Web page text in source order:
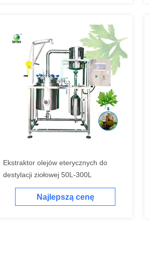
Ekstraktor olejów eterycznych do
destylacji ziołowej 50L-300L
Najlepszą cenę